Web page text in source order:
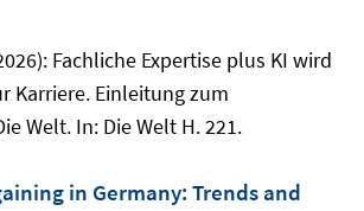
Fachliche Expertise plus KI wird
Karriere. Einleitung zum
Welt. In: Die Welt H. 221.
in Germany: Trends and